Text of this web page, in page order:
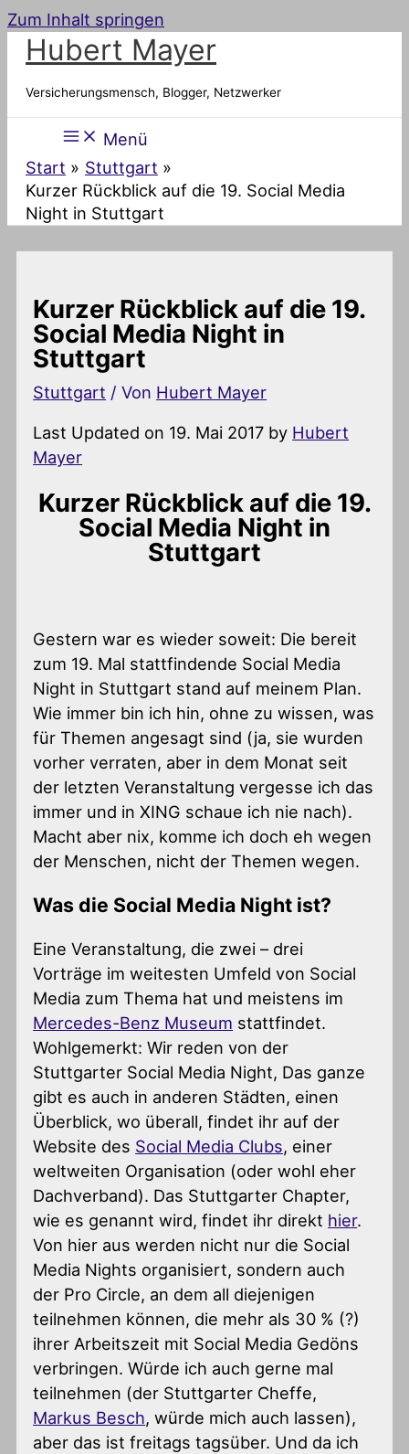
Zum Inhalt springen
Hubert Mayer
Versicherungsmensch, Blogger, Netzwerker
Menü
Start
Stuttgart
Kurzer Rückblick auf die 19. Social Media
Night in Stuttgart
Kurzer Rückblick auf die 19.
Social Media Night in
Stuttgart
Stuttgart / Von Hubert Mayer
Last Updated on 19. Mai 2017 by Hubert
Mayer
Kurzer Rückblick auf die 19.
Social Media Night in
Stuttgart
Gestern war es wieder soweit: Die bereit
zum 19. Mal stattfindende Social Media
Night in Stuttgart stand auf meinem Plan.
Wie immer bin ich hin, ohne zu wissen, was
für Themen angesagt sind (ja, sie wurden
vorher verraten, aber in dem Monat seit
der letzten Veranstaltung vergesse ich das
immer und in XING schaue ich nie nach).
Macht aber nix, komme ich doch eh wegen
der Menschen, nicht der Themen wegen.
Was die Social Media Night ist?
Eine Veranstaltung, die zwei – drei
Vorträge im weitesten Umfeld von Social
Media zum Thema hat und meistens im
Mercedes-Benz Museum stattfindet.
Wohlgemerkt: Wir reden von der
Stuttgarter Social Media Night, Das ganze
gibt es auch in anderen Städten, einen
Überblick, wo überall, findet ihr auf der
Website des Social Media Clubs, einer
weltweiten Organisation (oder wohl eher
Dachverband). Das Stuttgarter Chapter,
wie es genannt wird, findet ihr direkt hier.
Von hier aus werden nicht nur die Social
Media Nights organisiert, sondern auch
der Pro Circle, an dem all diejenigen
teilnehmen können, die mehr als 30 % (?)
ihrer Arbeitszeit mit Social Media Gedöns
verbringen. Würde ich auch gerne mal
teilnehmen (der Stuttgarter Cheffe,
Markus Besch, würde mich auch lassen),
aber das ist freitags tagsüber. Und da ich